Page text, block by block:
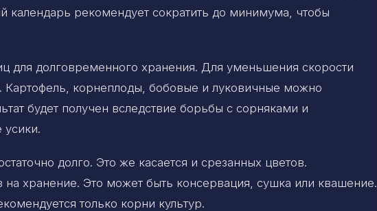
календарь рекомендует сократить до минимума, чтобы
для долговременного хранения. Для уменьшения скорости
Картофель, корнеплоды, бобовые и луковичные можно
будет получен вследствие борьбы с сорняками и
долго. Это же касается и срезанных цветов.
на хранение. Это может быть консервация, сушка или квашение.
только корни культур.